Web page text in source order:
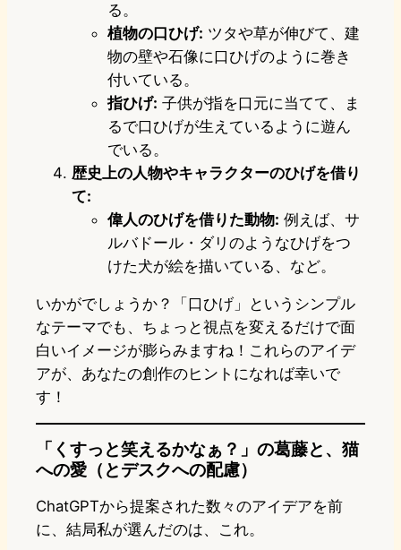
る。
植物の口ひげ: ツタや草が伸びて、建
物の壁や石像に口ひげのように巻き
付いている。
指ひげ: 子供が指を口元に当てて、ま
るで口ひげが生えているように遊ん
でいる。
歴史上の人物やキャラクターのひげを借り
て:
偉人のひげを借りた動物: 例えば、サ
ルバドール・ダリのようなひげをつ
けた犬が絵を描いている、など。
いかがでしょうか？「口ひげ」というシンプル
なテーマでも、ちょっと視点を変えるだけで面
白いイメージが膨らみますね！これらのアイデ
アが、あなたの創作のヒントになれば幸いで
す！
「くすっと笑えるかなぁ？」の葛藤と、猫
への愛（とデスクへの配慮）
ChatGPTから提案された数々のアイデアを前
に、結局私が選んだのは、これ。